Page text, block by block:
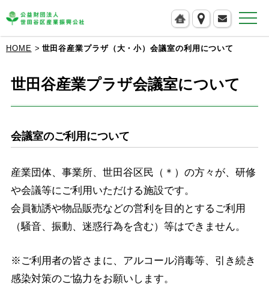
HOME 世田谷産業プラザ（大・小）会議室の利用について
世田谷産業プラザ会議室について
会議室のご利用について
産業団体、事業所、世田谷区民（＊）の方々が、研修
や会議等にご利用いただける施設です。
会員勧誘や物品販売などの営利を目的とするご利用
（騒音、振動、迷惑行為を含む）等はできません。
※ご利用者の皆さまに、アルコール消毒等、引き続き
感染対策のご協力をお願いします。